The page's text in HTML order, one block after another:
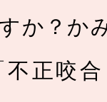
ホワイトニ
か？か
正咬